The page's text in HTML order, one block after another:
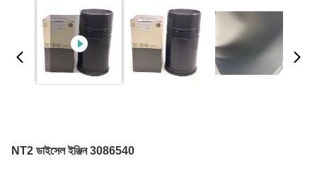
NT2 ডাইসেল ইঞ্জিন 3086540